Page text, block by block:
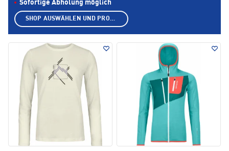
Sofortige Abholung möglich
SHOP AUSWÄHLEN UND PRODUKTE ANZEIGEN